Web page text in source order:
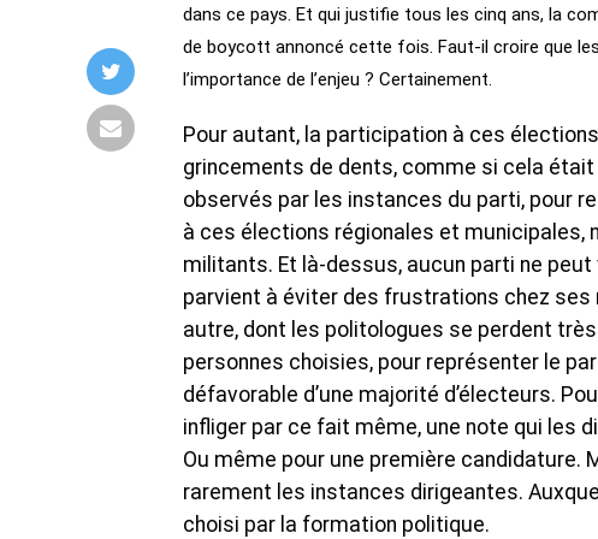
dans ce pays. Et qui justifie tous les cinq ans, la
de boycott annoncé cette fois. Faut-il croire que
l’importance de l’enjeu ? Certainement.
Pour autant, la participation à ces
grincements de dents, comme si cela
observés par les instances du parti, pour
à ces élections régionales et municipales,
militants. Et là-dessus, aucun parti ne
parvient à éviter des frustrations chez ses
autre, dont les politologues se perdent
personnes choisies, pour représenter le
défavorable d’une majorité d’électeurs.
infliger par ce fait même, une note qui les
Ou même pour une première candidature.
rarement les instances dirigeantes.
choisi par la formation politique.